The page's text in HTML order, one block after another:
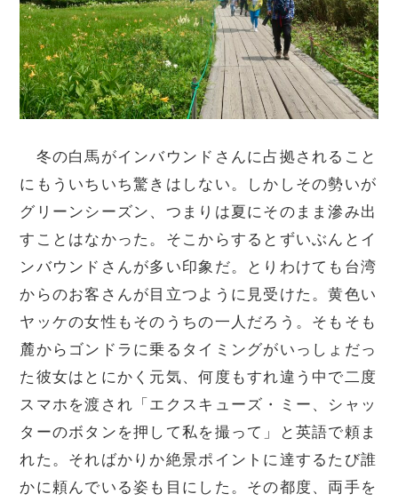
冬の白馬がインバウンドさんに占拠されること
にもういちいち驚きはしない。しかしその勢いが
グリーンシーズン、つまりは夏にそのまま滲み出
すことはなかった。そこからするとずいぶんとイ
ンバウンドさんが多い印象だ。とりわけても台湾
からのお客さんが目立つように見受けた。黄色い
ヤッケの女性もそのうちの一人だろう。そもそも
麓からゴンドラに乗るタイミングがいっしょだっ
た彼女はとにかく元気、何度もすれ違う中で二度
スマホを渡され「エクスキューズ・ミー、シャッ
ターのボタンを押して私を撮って」と英語で頼ま
れた。そればかりか絶景ポイントに達するたび誰
かに頼んでいる姿も目にした。その都度、両手を